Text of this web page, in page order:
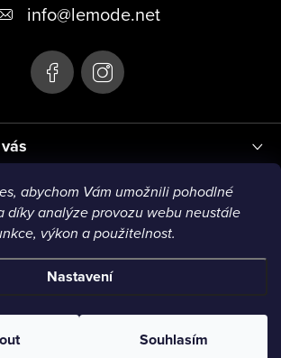
abychom Vám umožnili pohodlné
díky analýze provozu webu neustále
výkon a použitelnost.
Nastavení
Souhlasím
info@lemode.net
Mode. Všechna práva vyhrazena.